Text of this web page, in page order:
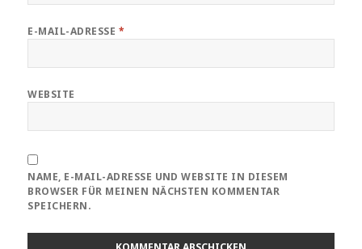
E-MAIL-ADRESSE *
WEBSITE
NAME, E-MAIL-ADRESSE UND WEBSITE IN DIESEM
BROWSER FÜR MEINEN NÄCHSTEN KOMMENTAR
SPEICHERN.